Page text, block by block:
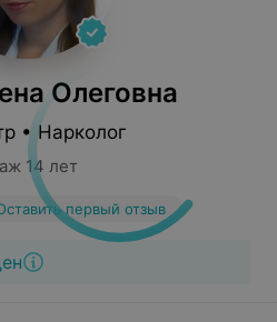
Олеговна
• Нарколог
14 лет
первый отзыв